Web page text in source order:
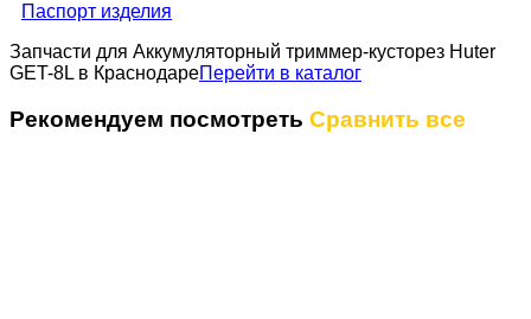
Паспорт изделия
Запчасти для Аккумуляторный триммер-кусторез Huter
GET-8L в КраснодареПерейти в каталог
Рекомендуем посмотреть Сравнить все